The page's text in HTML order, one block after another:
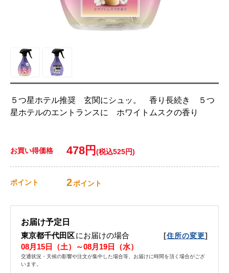
５つ星ホテル推奨 玄関にシュッ。 香り長続き ５つ
星ホテルのエントランスに ホワイトムスクの香り
お買い得価格 478円 (税込525円)
ポイント 2ポイント
お届け予定日
東京都千代田区にお届けの場合 [住所の変更]
08月15日（土）～08月19日（水）
交通状況・天候の影響や注文が集中した場合等、お届けに時間を頂く場合がござ
います。